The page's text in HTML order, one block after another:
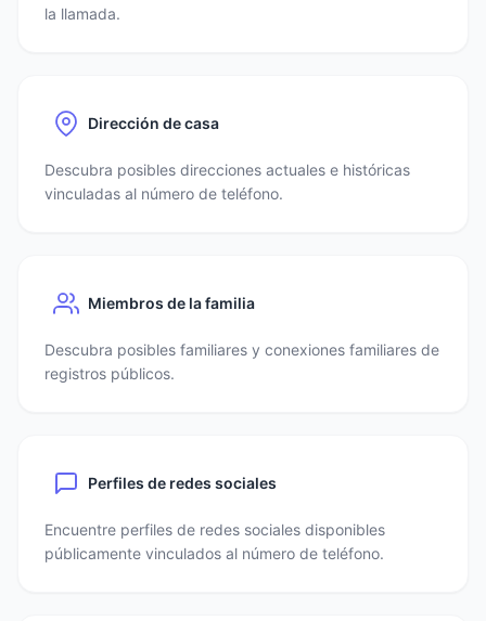
la llamada.
Dirección de casa
Descubra posibles direcciones actuales e históricas
vinculadas al número de teléfono.
Miembros de la familia
Descubra posibles familiares y conexiones familiares de
registros públicos.
Perfiles de redes sociales
Encuentre perfiles de redes sociales disponibles
públicamente vinculados al número de teléfono.